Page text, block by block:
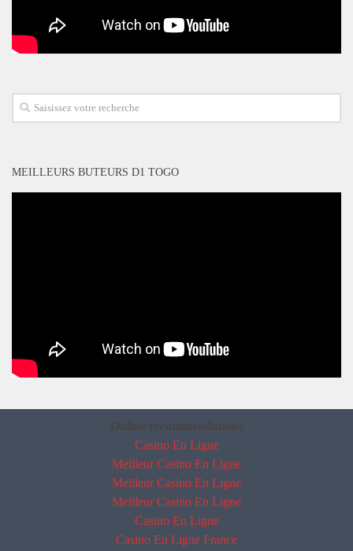
MEILLEURS BUTEURS D1 TOGO
Online recommendations
Casino En Ligne
Meilleur Casino En Ligne
Meilleur Casino En Ligne
Meilleur Casino En Ligne
Casino En Ligne
Casino En Ligne France